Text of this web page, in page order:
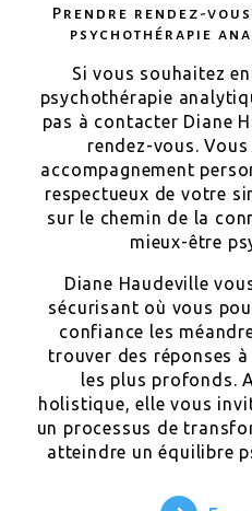
Prendre rendez-
psychothérapie
Si vous souhaitez
psychothérapie
pas à contacter Diane
rendez-vous.
accompagnement
respectueux de votre
sur le chemin de la
mieux-être
Diane Haudeville
sécurisant où vous
confiance les
trouver des réponses
les plus profonds.
holistique, elle vous
un processus de
atteindre un équilibre